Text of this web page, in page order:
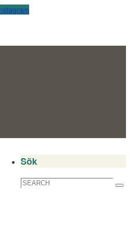
Sök
Search